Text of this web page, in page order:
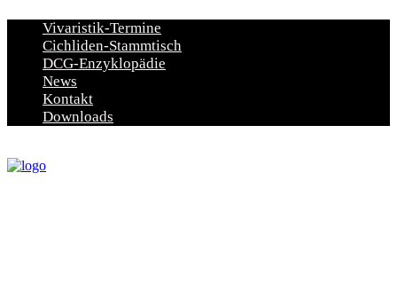
Vivaristik-Termine
Cichliden-Stammtisch
DCG-Enzyklopädie
News
Kontakt
Downloads